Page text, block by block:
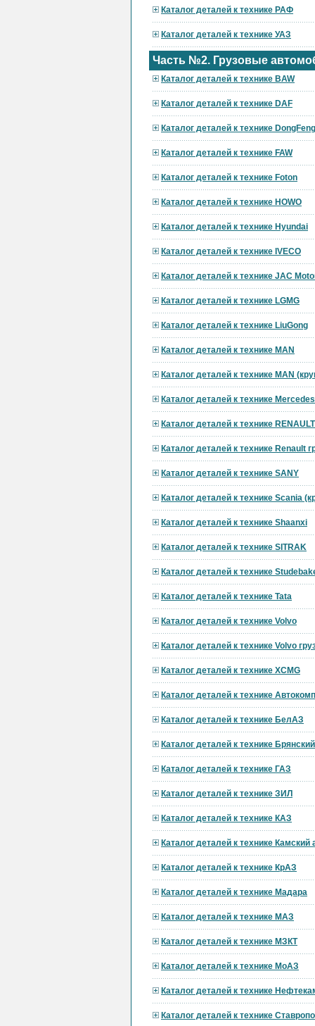
Каталог деталей к технике РАФ
Каталог деталей к технике УАЗ
Часть №2. Грузовые
Каталог деталей к технике BAW
Каталог деталей к технике DAF
Каталог деталей к технике DongFeng
Каталог деталей к технике FAW
Каталог деталей к технике Foton
Каталог деталей к технике HOWO
Каталог деталей к технике Hyundai
Каталог деталей к технике IVECO
Каталог деталей к технике JAC
Каталог деталей к технике LGMG
Каталог деталей к технике LiuGong
Каталог деталей к технике MAN
Каталог деталей к технике MAN
Каталог деталей к технике
Каталог деталей к технике RENAULT
Каталог деталей к технике Renault
Каталог деталей к технике SANY
Каталог деталей к технике Scania
Каталог деталей к технике Shaanxi
Каталог деталей к технике SITRAK
Каталог деталей к технике
Каталог деталей к технике Tata
Каталог деталей к технике Volvo
Каталог деталей к технике Volvo
Каталог деталей к технике XCMG
Каталог деталей к технике
Каталог деталей к технике БелАЗ
Каталог деталей к технике
Каталог деталей к технике ГАЗ
Каталог деталей к технике ЗИЛ
Каталог деталей к технике КАЗ
Каталог деталей к технике Камский
Каталог деталей к технике КрАЗ
Каталог деталей к технике Мадара
Каталог деталей к технике МАЗ
Каталог деталей к технике МЗКТ
Каталог деталей к технике МоАЗ
Каталог деталей к технике
Каталог деталей к технике